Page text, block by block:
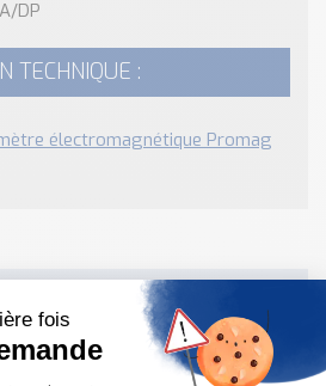
DP
TECHNIQUE :
électromagnétique Promag
complémentaires ?